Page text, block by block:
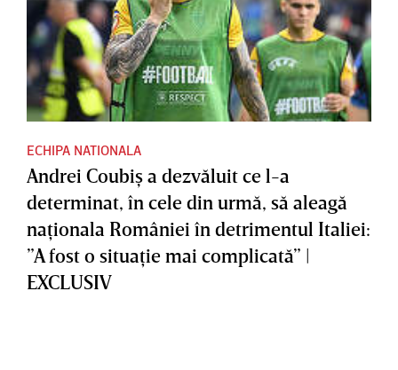
ECHIPA NATIONALA
Andrei Coubiş a dezvăluit ce l-a
determinat, în cele din urmă, să aleagă
naţionala României în detrimentul Italiei:
”A fost o situaţie mai complicată” |
EXCLUSIV